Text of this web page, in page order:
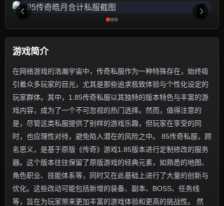
游戏简介
在网络游戏的浩瀚宇宙中，传奇私服作为一种特殊存在，始终吸
引着众多玩家的目光，尤其是那些追求极致体验与个性化设定的
玩家群体。其中，1.85传奇私服以其独特的版本特色与丰富的游
戏内容，成为了一个不可忽视的热门选择。然而，值得注意的
是，尽管这类私服提供了别样的游戏乐趣，但玩家在享受的同
时，也应理性对待，避免陷入潜在的风险之中。 85传奇私服，顾
名思义，是基于原版《传奇》游戏1.85版本进行定制修改的服务
器。这个版本往往保留了原版游戏的经典元素，如熟悉的地图、
角色职业、技能体系等，同时又在此基础上进行了大量的创新与
优化。这些改动可能包括新增的装备、副本、BOSS、任务线
等，旨在为玩家带来更加丰富的游戏体验和更高的挑战性。 然